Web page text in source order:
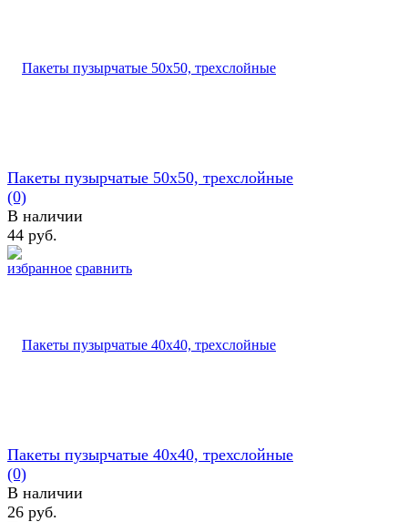
избранное сравнить
Пакеты пузырчатые 50х50, трехслойные
(0)
В наличии
44 руб.
Пакеты пузырчатые 40х40, трехслойные
(0)
В наличии
26 руб.